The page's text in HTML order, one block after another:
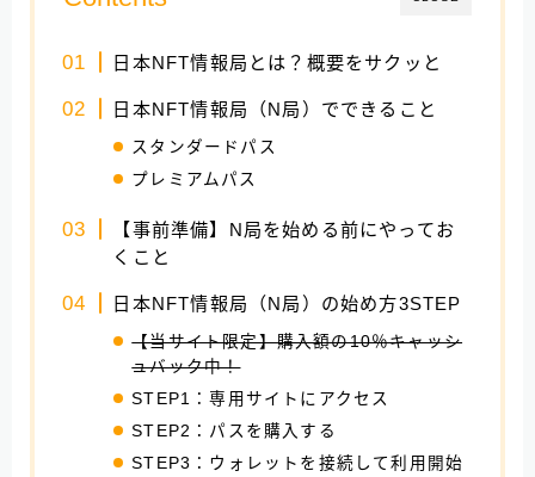
日本NFT情報局とは？概要をサクッと
日本NFT情報局（N局）でできること
スタンダードパス
プレミアムパス
【事前準備】N局を始める前にやってお
くこと
日本NFT情報局（N局）の始め方3STEP
【当サイト限定】購入額の10％キャッシ
ュバック中！
STEP1：専用サイト にアクセス
STEP2：パスを購入する
STEP3：ウォレットを接続して利用開始